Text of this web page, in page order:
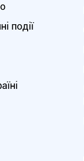
події